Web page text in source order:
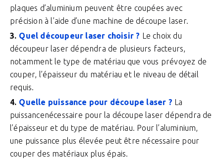
plaques d’aluminium peuvent être coupées avec
précision à l’aide d’une machine de découpe laser.
Quel découpeur laser choisir ? Le choix du
découpeur laser dépendra de plusieurs facteurs,
notamment le type de matériau que vous prévoyez de
couper, l’épaisseur du matériau et le niveau de détail
requis.
Quelle puissance pour découpe laser ? La
puissancenécessaire pour la découpe laser dépendra de
l’épaisseur et du type de matériau. Pour l’aluminium,
une puissance plus élevée peut être nécessaire pour
couper des matériaux plus épais.